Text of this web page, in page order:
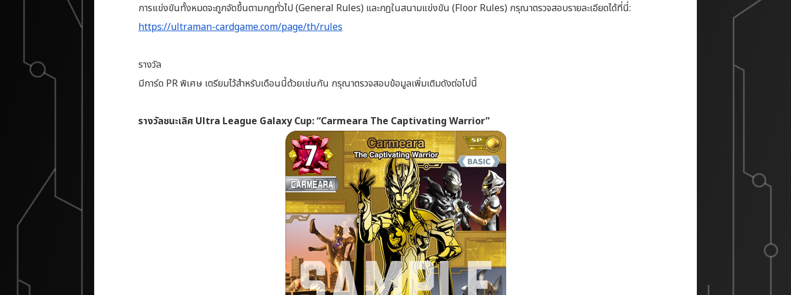
การแข่งขันทั้งหมดจะถูกจัดขึ้นตามกฎทั่วไป (General Rules) และกฎในสนามแข่งขัน (Floor Rules) กรุณาตรวจสอบรายละเอียดได้ที่นี่:
https://ultraman-cardgame.com/page/th/rules
รางวัล
มีการ์ด PR พิเศษ เตรียมไว้สำหรับเดือนนี้ด้วยเช่นกัน กรุณาตรวจสอบข้อมูลเพิ่มเติมดังต่อไปนี้
รางวัลชนะเลิศ Ultra League Galaxy Cup: “Carmeara The Captivating Warrior”